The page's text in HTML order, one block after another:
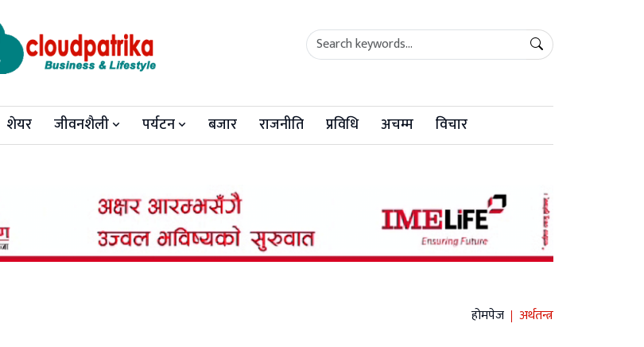
शेयर जीवनशैली पर्यटन बजार राजनीति प्रविधि अचम्म विचार
होमपेज अर्थतन्त्र